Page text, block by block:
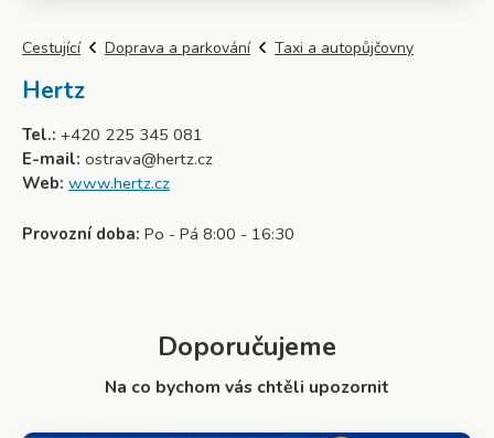
Cestující Doprava a parkování Taxi a autopůjčovny
Hertz
Tel.: +420 225 345 081
E-mail: ostrava@hertz.cz
Web: www.hertz.cz
Provozní doba: Po - Pá 8:00 - 16:30
Doporučujeme
Na co bychom vás chtěli upozornit